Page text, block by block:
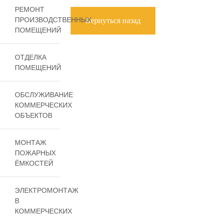
Вернуться назад
РЕМОНТ
ПРОИЗВОДСТВЕННЫХ
ПОМЕЩЕНИЙ
ОТДЕЛКА
ПОМЕЩЕНИЙ
ОБСЛУЖИВАНИЕ
КОММЕРЧЕСКИХ
ОБЪЕКТОВ
МОНТАЖ
ПОЖАРНЫХ
ЁМКОСТЕЙ
ЭЛЕКТРОМОНТАЖ
В
КОММЕРЧЕСКИХ